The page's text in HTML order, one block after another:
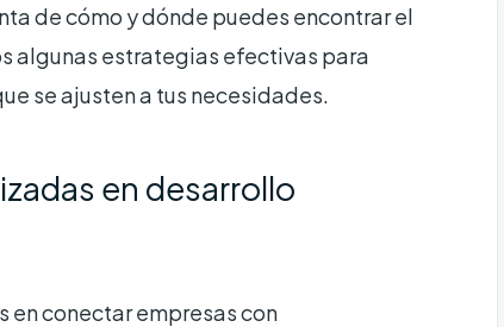
de cómo y dónde puedes encontrar el
algunas estrategias efectivas para
se ajusten a tus necesidades.
en desarrollo
conectar empresas con